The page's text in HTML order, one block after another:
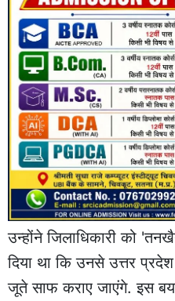
उन्होंने जिलाधिकारी को
दिया था कि उनसे उत्तर
जूते साफ कराए जाएंगे. इस